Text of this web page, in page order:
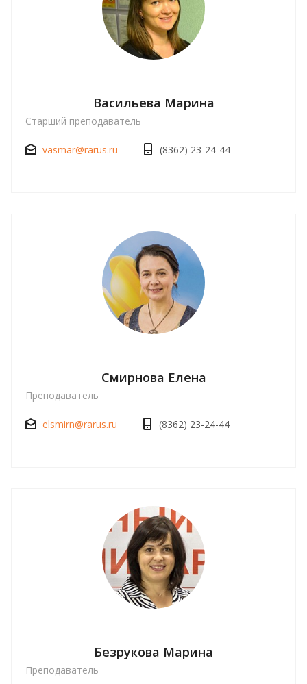
Васильева Марина
Старший преподаватель
vasmar@rarus.ru (8362) 23-24-44
Смирнова Елена
Преподаватель
elsmirn@rarus.ru (8362) 23-24-44
Безрукова Марина
Преподаватель